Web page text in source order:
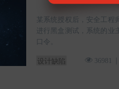
某系统授权后，安全工程
进行黑盒测试，系统的业
口令。
设计缺陷
36981